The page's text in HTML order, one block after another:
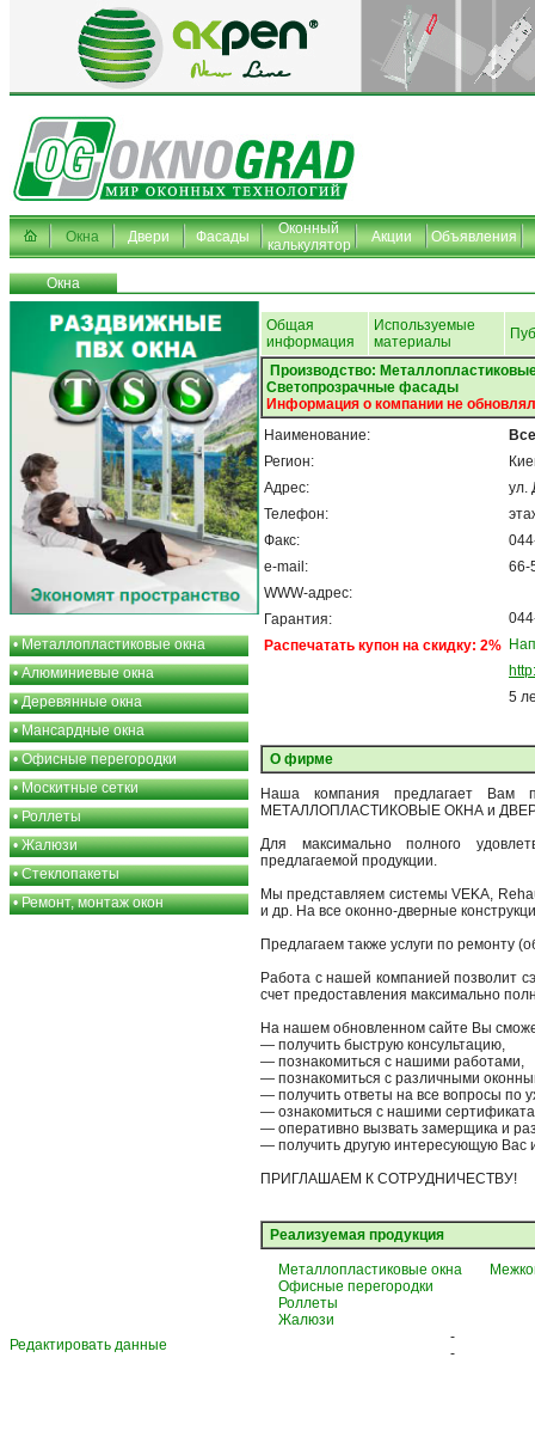
Окна Двери Фасады
Оконный
калькулятор
Акции Объявления
Окна
•Металлопластиковые окна
•Алюминиевые окна
•Деревянные окна
•Мансардные окна
•Офисные перегородки
•Москитные сетки
•Роллеты
•Жалюзи
•Стеклопакеты
•Ремонт, монтаж окон
Общая
информация
Используемые
материалы
Производство:
Светопрозрачные фасады
Информация о компании не
Наименование:
Регион:
Адрес:
Телефон:
Факс:
e-mail:
WWW-адрес:
Гарантия:
Распечатать купон на скидку: 2%
ул.
66-
5
О фирме
Наша компания предлагает Вам
МЕТАЛЛОПЛАСТИКОВЫЕ ОКНА и
Для максимально полного
предлагаемой продукции.
Мы представляем системы VEKA,
и др. На все оконно-дверные
Предлагаем также услуги по ремонту
Работа с нашей компанией позволит
счет предоставления максимально
На нашем обновленном сайте Вы
— получить быструю консультацию,
— познакомиться с нашими работами,
— познакомиться с различными
— получить ответы на все вопросы по
— ознакомиться с нашими
— оперативно вызвать замерщика и
— получить другую интересующую
ПРИГЛАШАЕМ К СОТРУДНИЧЕСТВУ!
Реализуемая продукция
Металлопластиковые окна
Офисные перегородки
Роллеты
Жалюзи
Редактировать данные
-
-